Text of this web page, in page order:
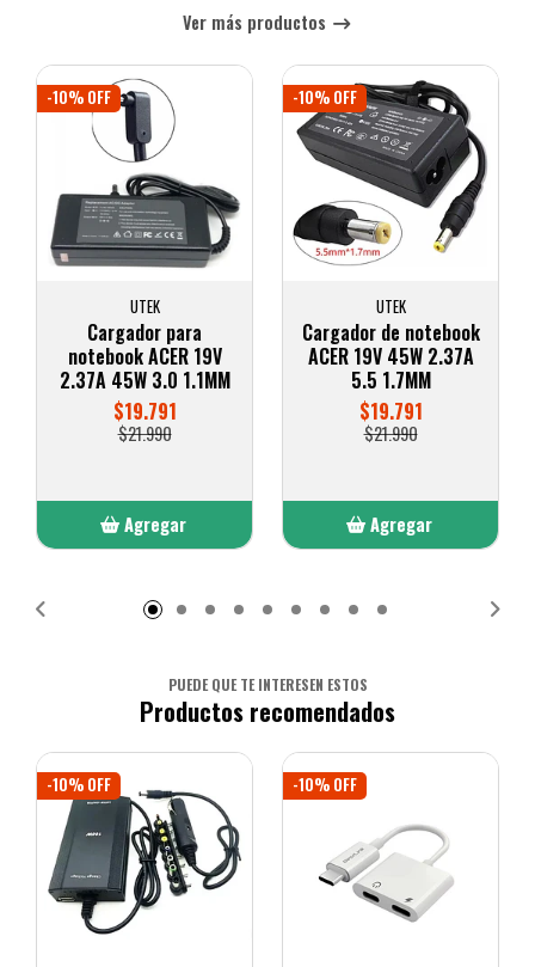
Ver más productos
-10% OFF
UTEK
Cargador para
notebook ACER 19V
2.37A 45W 3.0 1.1MM
$19.791
$21.990
Agregar
-10% OFF
UTEK
Cargador de notebook
ACER 19V 45W 2.37A
5.5 1.7MM
$19.791
$21.990
Agregar
PUEDE QUE TE INTERESEN ESTOS
Productos recomendados
-10% OFF -10% OFF